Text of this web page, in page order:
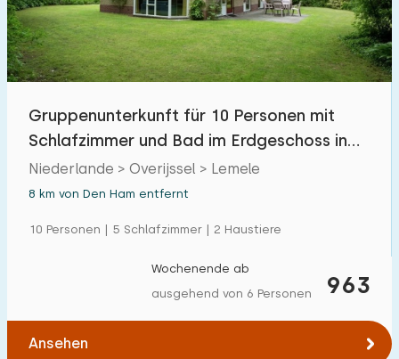
Gruppenunterkunft für 10 Personen mit
Schlafzimmer und Bad im Erdgeschoss in
Lemele
Niederlande > Overijssel > Lemele
8 km von Den Ham entfernt
10 Personen | 5 Schlafzimmer | 2 Haustiere
963
Wochenende ab
ausgehend von 6 Personen
Ansehen